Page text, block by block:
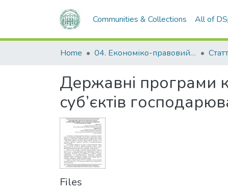
Communities & Collections All of
Home 04. Економіко-правовий факультет
Державні програми
суб’єктів
Files